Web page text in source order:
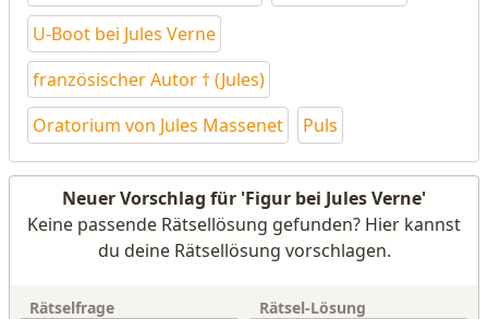
U-Boot bei Jules Verne
französischer Autor † (Jules)
Oratorium von Jules Massenet
Puls
Neuer Vorschlag für 'Figur bei Jules Verne'
Keine passende Rätsellösung gefunden? Hier kannst
du deine Rätsellösung vorschlagen.
Rätselfrage Rätsel-Lösung